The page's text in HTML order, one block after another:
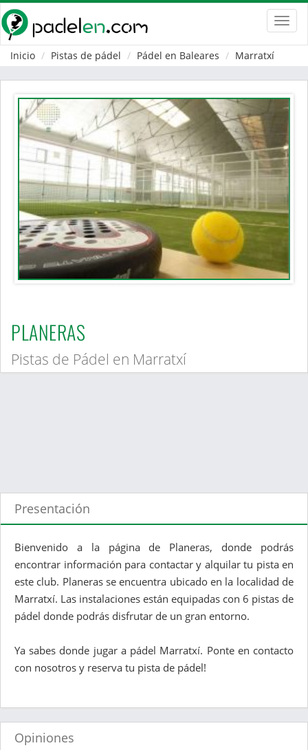
Inicio
Pistas de pádel Pádel en Baleares Marratxí
PLANERAS
Pistas de Pádel en Marratxí
Presentación
Bienvenido a la página de Planeras, donde podrás
encontrar información para contactar y alquilar tu pista en
este club. Planeras se encuentra ubicado en la localidad de
Marratxí. Las instalaciones están equipadas con 6 pistas de
pádel donde podrás disfrutar de un gran entorno.
Ya sabes donde jugar a pádel Marratxí. Ponte en contacto
con nosotros y reserva tu pista de pádel!
Opiniones